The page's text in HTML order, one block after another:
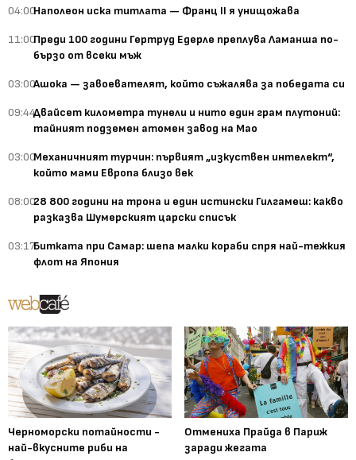
04:00Наполеон иска титлата — Франц II я унищожава
11:00Преди 100 години Гертруд Едерле преплува Ламанша по-
бързо от всеки мъж
03:00Ашока — завоевателят, който съжалява за победата си
09:44Двайсет километра тунели и нито един грам плутоний:
тайният подземен атомен завод на Мао
03:00Механичният турчин: първият „изкуствен интелект“,
който мами Европа близо век
08:0028 800 години на трона и един истински Гилгамеш: какво
разказва Шумерският царски списък
03:17Битката при Самар: шепа малки кораби спря най-тежкия
флот на Япония
Черноморски потайности -
най-вкусните риби на
Отмениха Прайда в Париж
заради жегата